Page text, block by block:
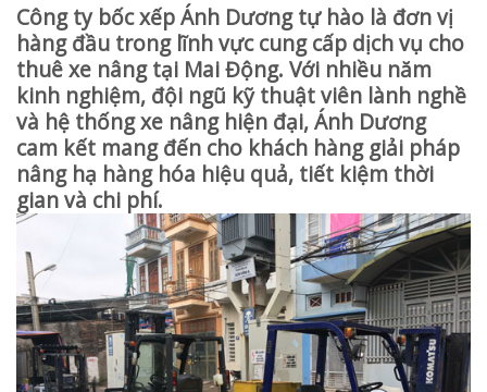
Công ty bốc xếp Ánh Dương tự hào là đơn vị
hàng đầu trong lĩnh vực cung cấp dịch vụ cho
thuê xe nâng tại Mai Động. Với nhiều năm
kinh nghiệm, đội ngũ kỹ thuật viên lành nghề
và hệ thống xe nâng hiện đại, Ánh Dương
cam kết mang đến cho khách hàng giải pháp
nâng hạ hàng hóa hiệu quả, tiết kiệm thời
gian và chi phí.